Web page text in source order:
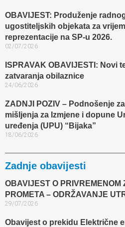
OBAVIJEST: Produženje
ugostiteljskih objekata za
reprezentacije na SP-u 2026.
02/07/2026
ISPRAVAK OBAVIJESTI: Novi
zatvaranja obilaznice​
24/06/2026
ZADNJI POZIV – Podnošenje
mišljenja za Izmjene i dopune
uređenja (UPU) “Bijaka”
18/06/2026
Zadnje obavijesti
OBAVIJEST O PRIVREMENOM
PROMETA – ODRŽAVANJE
29/07/2026
Obavijest o prekidu Električne